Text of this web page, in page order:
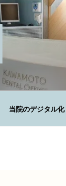
当院のデジタル化